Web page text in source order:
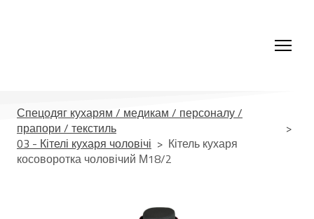
Спецодяг кухарям / медикам / персоналу /
прапори / текстиль
03 - Кітелі кухаря чоловічі
Кітель кухаря
косоворотка чоловічий М18/2